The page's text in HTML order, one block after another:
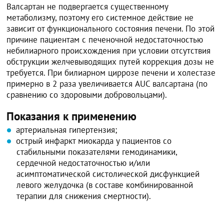
Валсартан не подвергается существенному
метаболизму, поэтому его системное действие не
зависит от функционального состояния печени. По этой
причине пациентам с печеночной недостаточностью
небилиарного происхождения при условии отсутствия
обструкции желчевыводящих путей коррекция дозы не
требуется. При билиарном циррозе печени и холестазе
примерно в 2 раза увеличивается AUC валсартана (по
сравнению со здоровыми добровольцами).
Показания к применению
артериальная гипертензия;
острый инфаркт миокарда у пациентов со
стабильными показателями гемодинамики,
сердечной недостаточностью и/или
асимптоматической систолической дисфункцией
левого желудочка (в составе комбинированной
терапии для снижения смертности).